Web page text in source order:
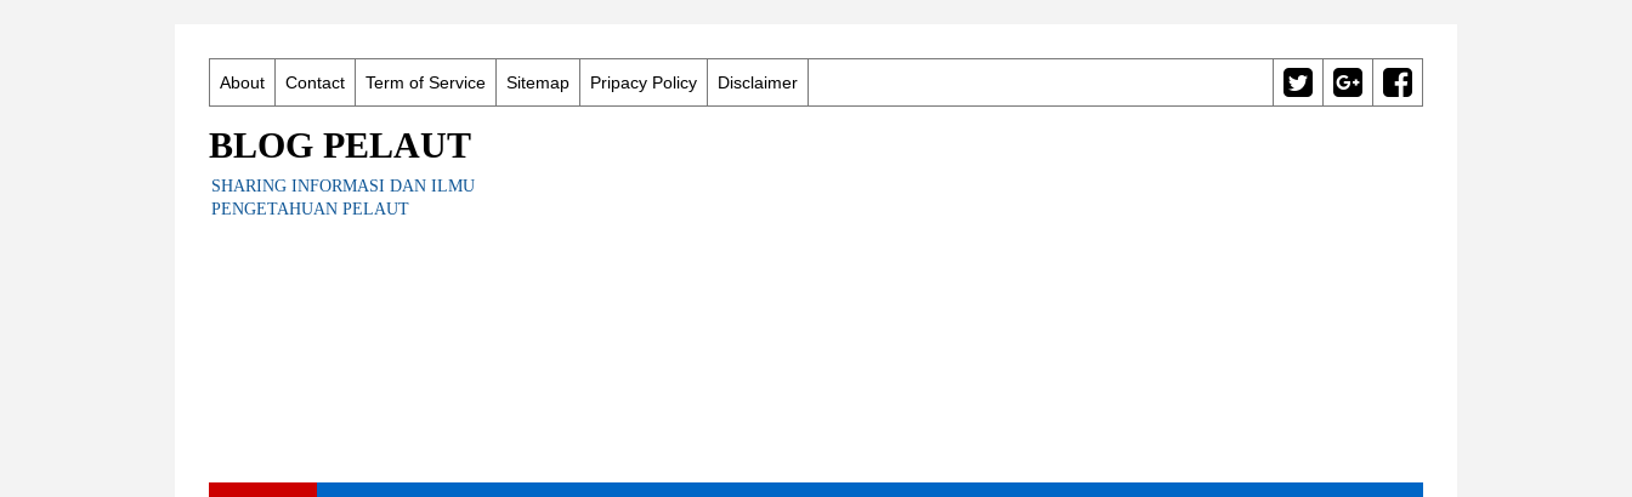
About Contact Term of Service Sitemap Pripacy Policy Disclaimer
BLOG PELAUT
SHARING INFORMASI DAN ILMU
PENGETAHUAN PELAUT